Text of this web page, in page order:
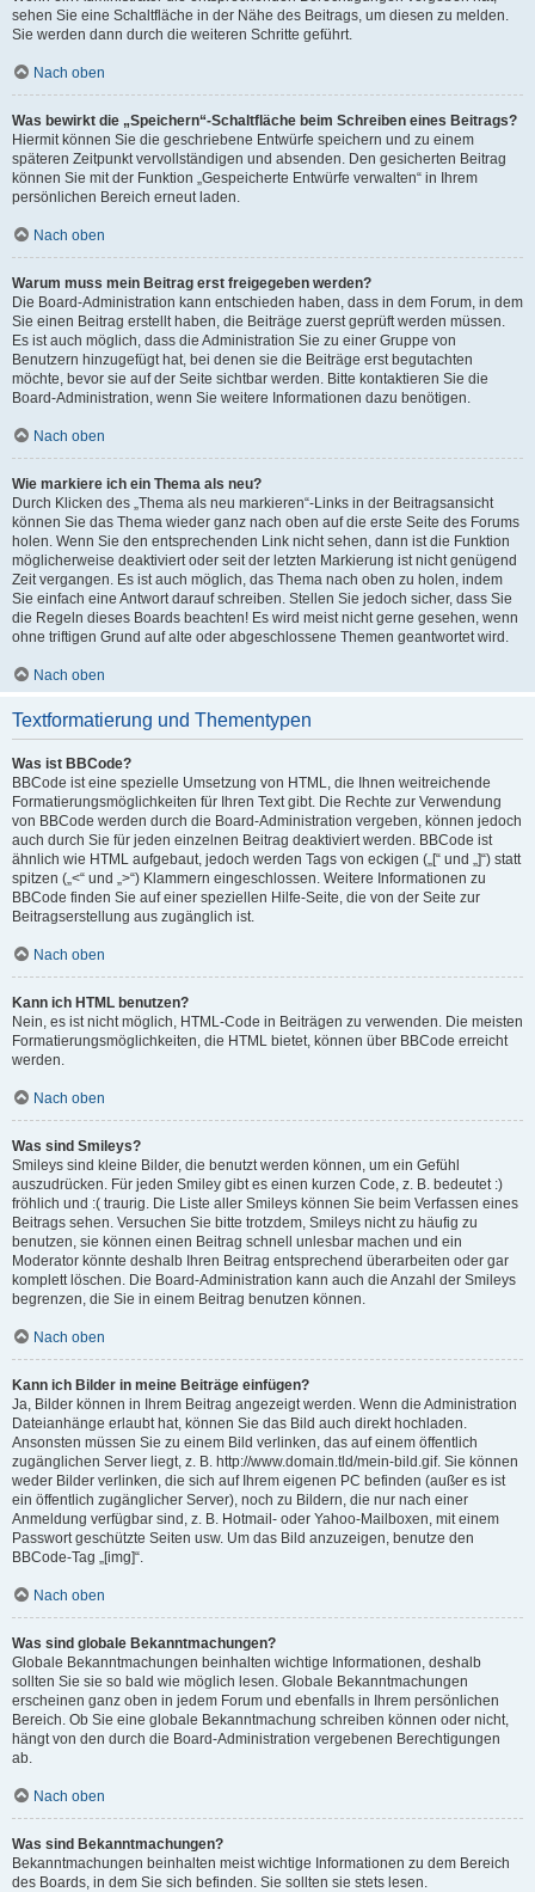
sehen Sie eine Schaltfläche in der Nähe des Beitrags, um diesen zu melden.
Sie werden dann durch die weiteren Schritte geführt.
Nach oben
Was bewirkt die „Speichern“-Schaltfläche beim Schreiben eines Beitrags?
Hiermit können Sie die geschriebene Entwürfe speichern und zu einem
späteren Zeitpunkt vervollständigen und absenden. Den gesicherten Beitrag
können Sie mit der Funktion „Gespeicherte Entwürfe verwalten“ in Ihrem
persönlichen Bereich erneut laden.
Nach oben
Warum muss mein Beitrag erst freigegeben werden?
Die Board-Administration kann entschieden haben, dass in dem Forum, in dem
Sie einen Beitrag erstellt haben, die Beiträge zuerst geprüft werden müssen.
Es ist auch möglich, dass die Administration Sie zu einer Gruppe von
Benutzern hinzugefügt hat, bei denen sie die Beiträge erst begutachten
möchte, bevor sie auf der Seite sichtbar werden. Bitte kontaktieren Sie die
Board-Administration, wenn Sie weitere Informationen dazu benötigen.
Nach oben
Wie markiere ich ein Thema als neu?
Durch Klicken des „Thema als neu markieren“-Links in der Beitragsansicht
können Sie das Thema wieder ganz nach oben auf die erste Seite des Forums
holen. Wenn Sie den entsprechenden Link nicht sehen, dann ist die Funktion
möglicherweise deaktiviert oder seit der letzten Markierung ist nicht genügend
Zeit vergangen. Es ist auch möglich, das Thema nach oben zu holen, indem
Sie einfach eine Antwort darauf schreiben. Stellen Sie jedoch sicher, dass Sie
die Regeln dieses Boards beachten! Es wird meist nicht gerne gesehen, wenn
ohne triftigen Grund auf alte oder abgeschlossene Themen geantwortet wird.
Nach oben
Textformatierung und Thementypen
Was ist BBCode?
BBCode ist eine spezielle Umsetzung von HTML, die Ihnen weitreichende
Formatierungsmöglichkeiten für Ihren Text gibt. Die Rechte zur Verwendung
von BBCode werden durch die Board-Administration vergeben, können jedoch
auch durch Sie für jeden einzelnen Beitrag deaktiviert werden. BBCode ist
ähnlich wie HTML aufgebaut, jedoch werden Tags von eckigen („[“ und „]“) statt
spitzen („<“ und „>“) Klammern eingeschlossen. Weitere Informationen zu
BBCode finden Sie auf einer speziellen Hilfe-Seite, die von der Seite zur
Beitragserstellung aus zugänglich ist.
Nach oben
Kann ich HTML benutzen?
Nein, es ist nicht möglich, HTML-Code in Beiträgen zu verwenden. Die meisten
Formatierungsmöglichkeiten, die HTML bietet, können über BBCode erreicht
werden.
Nach oben
Was sind Smileys?
Smileys sind kleine Bilder, die benutzt werden können, um ein Gefühl
auszudrücken. Für jeden Smiley gibt es einen kurzen Code, z. B. bedeutet :)
fröhlich und :( traurig. Die Liste aller Smileys können Sie beim Verfassen eines
Beitrags sehen. Versuchen Sie bitte trotzdem, Smileys nicht zu häufig zu
benutzen, sie können einen Beitrag schnell unlesbar machen und ein
Moderator könnte deshalb Ihren Beitrag entsprechend überarbeiten oder gar
komplett löschen. Die Board-Administration kann auch die Anzahl der Smileys
begrenzen, die Sie in einem Beitrag benutzen können.
Nach oben
Kann ich Bilder in meine Beiträge einfügen?
Ja, Bilder können in Ihrem Beitrag angezeigt werden. Wenn die Administration
Dateianhänge erlaubt hat, können Sie das Bild auch direkt hochladen.
Ansonsten müssen Sie zu einem Bild verlinken, das auf einem öffentlich
zugänglichen Server liegt, z. B. http://www.domain.tld/mein-bild.gif. Sie können
weder Bilder verlinken, die sich auf Ihrem eigenen PC befinden (außer es ist
ein öffentlich zugänglicher Server), noch zu Bildern, die nur nach einer
Anmeldung verfügbar sind, z. B. Hotmail- oder Yahoo-Mailboxen, mit einem
Passwort geschützte Seiten usw. Um das Bild anzuzeigen, benutze den
BBCode-Tag „[img]“.
Nach oben
Was sind globale Bekanntmachungen?
Globale Bekanntmachungen beinhalten wichtige Informationen, deshalb
sollten Sie sie so bald wie möglich lesen. Globale Bekanntmachungen
erscheinen ganz oben in jedem Forum und ebenfalls in Ihrem persönlichen
Bereich. Ob Sie eine globale Bekanntmachung schreiben können oder nicht,
hängt von den durch die Board-Administration vergebenen Berechtigungen
ab.
Nach oben
Was sind Bekanntmachungen?
Bekanntmachungen beinhalten meist wichtige Informationen zu dem Bereich
des Boards, in dem Sie sich befinden. Sie sollten sie stets lesen.